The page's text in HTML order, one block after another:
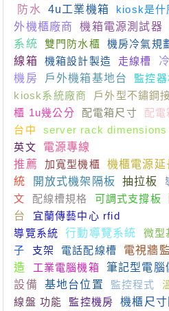
防水
4u工業機箱 kiosk是什
外機櫃廠商
機箱電源測試器
系統
雙門防水櫃 機房冷氣規
線箱
機箱設計製造 走線槽
機房
戶外機箱基地台 監控
kiosk系統廠商
戶外型不鏽鋼
櫃 1u幾公分
配電箱尺寸 配
台中
server rack dimensions
英文
電源專線
推薦
加寬型機櫃 機櫃電源延
統
開放式機架隔板 抽拉板
文
配線槽規格 可調式支撐板
台
宜蘭傳藝中心 rfid
導覽系統
行動導覽系統 微型
子
支架 電話配線槽 電視牆
造
工業電腦機箱 筆記型電腦
設備
基地台位置 監控程式
線盤 功能
監控機房 機櫃尺寸